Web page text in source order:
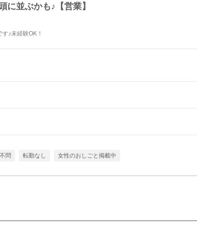
に並ぶかも♪【営業】
♪未経験OK！
問 転勤なし 女性のおしごと掲載中